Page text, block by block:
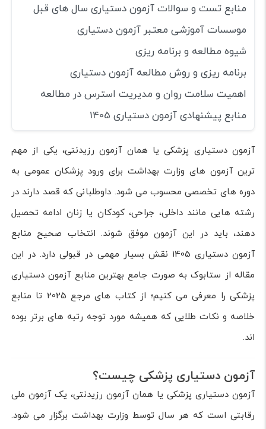
منابع تست و سوالات آزمون دستیاری سال های قبل
موسسات آموزشی معتبر آزمون دستیاری
شیوه مطالعه و برنامه ریزی
برنامه ریزی و روش مطالعه آزمون دستیاری
اهمیت سلامت روان و مدیریت استرس در مطالعه
منابع پیشنهادی آزمون دستیاری 1405
آزمون دستیاری پزشکی یا همان آزمون رزیدنتی، یکی از مهم
ترین آزمون های وزارت بهداشت برای ورود پزشکان عمومی به
دوره های تخصصی محسوب می شود. داوطلبانی که قصد دارند در
رشته هایی مانند داخلی، جراحی، کودکان یا زنان ادامه تحصیل
دهند، باید در این آزمون موفق شوند. انتخاب صحیح منابع
آزمون دستیاری 1405 نقش بسیار مهمی در قبولی دارد. در این
مقاله از ستابوک به صورت جامع بهترین منابع آزمون دستیاری
پزشکی را معرفی می کنیم؛ از کتاب های مرجع 2025 تا منابع
خلاصه و نکات طلایی که همیشه مورد توجه رتبه های برتر بوده
اند.
آزمون دستیاری پزشکی چیست؟
آزمون دستیاری پزشکی یا همان آزمون رزیدنتی، یک آزمون ملی
رقابتی است که هر سال توسط وزارت بهداشت برگزار می شود.